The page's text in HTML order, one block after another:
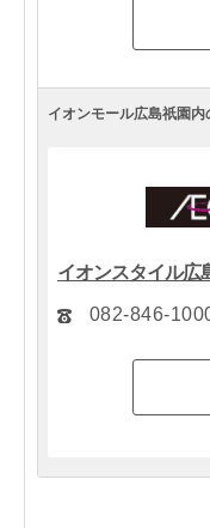
イオンモール広島祇園
イオンスタイル広
082-846-